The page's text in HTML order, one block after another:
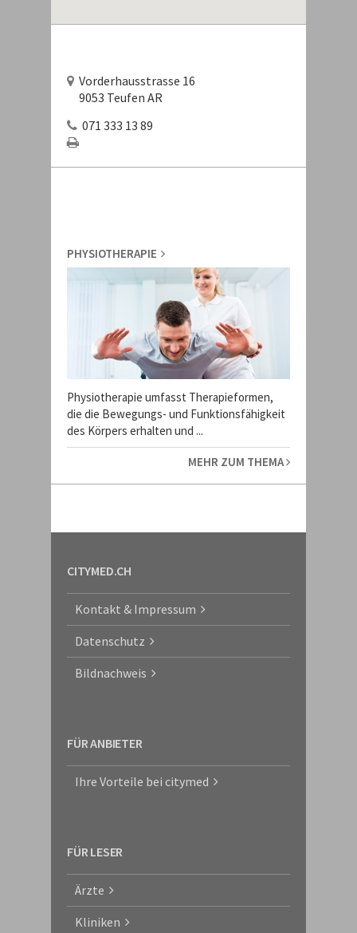
Vorderhausstrasse 16
9053 Teufen AR
071 333 13 89
PHYSIOTHERAPIE
Physiotherapie umfasst Therapieformen,
die die Bewegungs- und Funktionsfähigkeit
des Körpers erhalten und ...
MEHR ZUM THEMA
CITYMED.CH
Kontakt & Impressum
Datenschutz
Bildnachweis
FÜR ANBIETER
Ihre Vorteile bei citymed
FÜR LESER
Ärzte
Kliniken